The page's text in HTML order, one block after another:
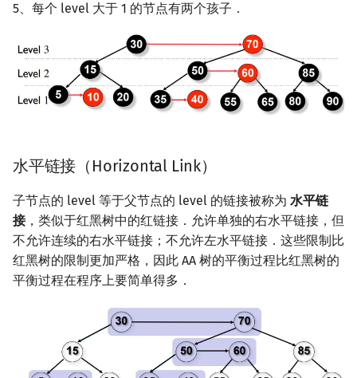
5、每个 level 大于 1 的节点有两个孩子．
水平链接（Horizontal Link）
子节点的 level 等于父节点的 level 的链接被称为 水平链
接，类似于红黑树中的红链接．允许单独的右水平链接，但
不允许连续的右水平链接；不允许左水平链接．这些限制比
红黑树的限制更加严格，因此 AA 树的平衡过程比红黑树的
平衡过程在程序上要简单得多．